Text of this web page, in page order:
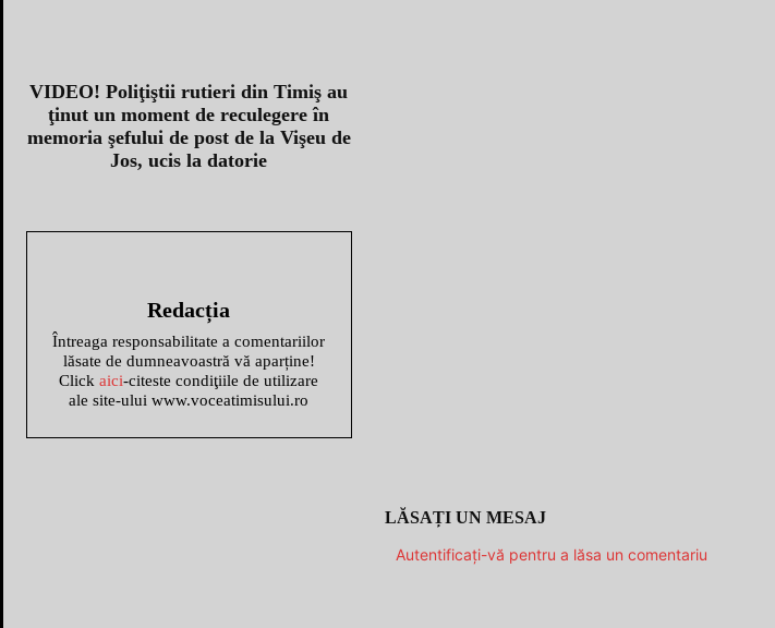
VIDEO! Poliţiştii rutieri din Timiş au
ţinut un moment de reculegere în
memoria şefului de post de la Vişeu de
Jos, ucis la datorie
Redacția
Întreaga responsabilitate a comentariilor
lăsate de dumneavoastră vă aparține!
Clickaici-citeste condiţiile de utilizare
ale site-ului www.voceatimisului.ro
LĂSAȚI UN MESAJ
Autentificați-vă pentru a lăsa un comentariu